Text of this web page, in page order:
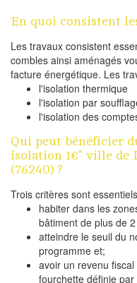
En quoi consistent
Les travaux consistent
combles ainsi aménagés
facture énergétique. Les
l'isolation thermique
l'isolation par
l'isolation des
Qui peut bénéficier
isolation 1€" ville de
(76240) ?
Trois critères sont
habiter dans les
bâtiment de plus de
atteindre le seuil du
programme et;
avoir un revenu
fourchette définie par